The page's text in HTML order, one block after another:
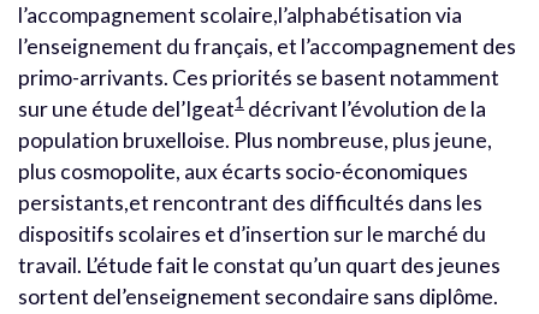
l’accompagnement scolaire,l’alphabétisation via
l’enseignement du français, et l’accompagnement des
primo-arrivants. Ces priorités se basent notamment
sur une étude del’Igeat1 décrivant l’évolution de la
population bruxelloise. Plus nombreuse, plus jeune,
plus cosmopolite, aux écarts socio-économiques
persistants,et rencontrant des difficultés dans les
dispositifs scolaires et d’insertion sur le marché du
travail. L’étude fait le constat qu’un quart des jeunes
sortent del’enseignement secondaire sans diplôme.